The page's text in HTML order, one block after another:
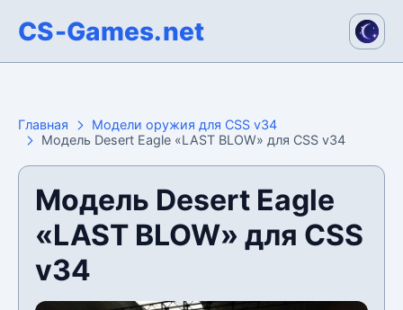
CS-Games.net
Главная
Модели оружия для CSS v34
Модель Desert Eagle «LAST BLOW» для CSS v34
Модель Desert Eagle
«LAST BLOW» для CSS
v34